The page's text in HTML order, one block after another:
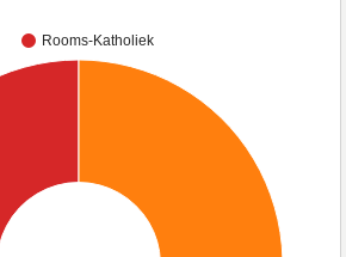
Rooms-Katholiek